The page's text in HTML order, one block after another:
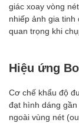
giác xoay vòng
nhiếp ảnh gia tinh
quan trọng khi
Hiệu ứng
Cơ chế khẩu độ
đạt hình dáng
ngoài vùng nét